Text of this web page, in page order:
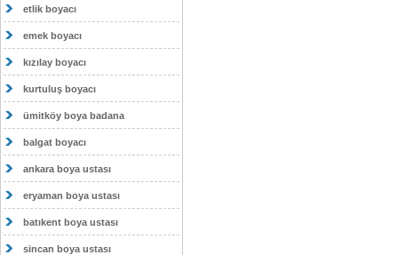
etlik boyacı
emek boyacı
kızılay boyacı
kurtuluş boyacı
ümitköy boya badana
balgat boyacı
ankara boya ustası
eryaman boya ustası
batıkent boya ustası
sincan boya ustası